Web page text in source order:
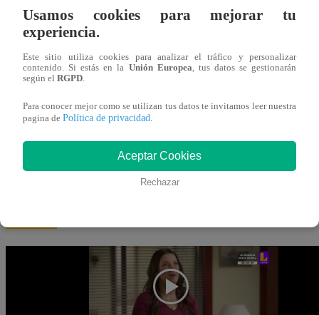
por buscar a Martín Seminario para hacerle una
La joven llegó hasta la oficina de Martín en La Marina
cómo me llevo con sus hijos, yo los quiero mucho. Y, a
tiene otro trabajo, yo quisiera ayudarlo a cuidarlos. Así
sus hijos, si me lo permite. Me gustaría hacerme cargo
Al escuchar que la joven estaba dispuesta a regresar a
sumamente contento.
Usamos cookies para mejorar tu
experiencia.
Este sitio utiliza cookies para analizar el tráfico y personalizar
contenido. Si estás en la Unión Europea, tus datos se gestionarán
según el RGPD.
Para conocer mejor como se utilizan tus datos te invitamos leer nuestra
pagina de Política de privacidad.
Aceptar Cookies
Rechazar